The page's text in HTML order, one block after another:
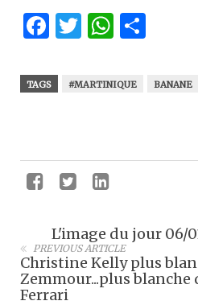
Facebook
Twitter
TAGS #MARTINIQUE BANANE
L'image du jour 06/
PREVIOUS ARTICLE
Christine Kelly plus
Zemmour...plus blanche
Ferrari